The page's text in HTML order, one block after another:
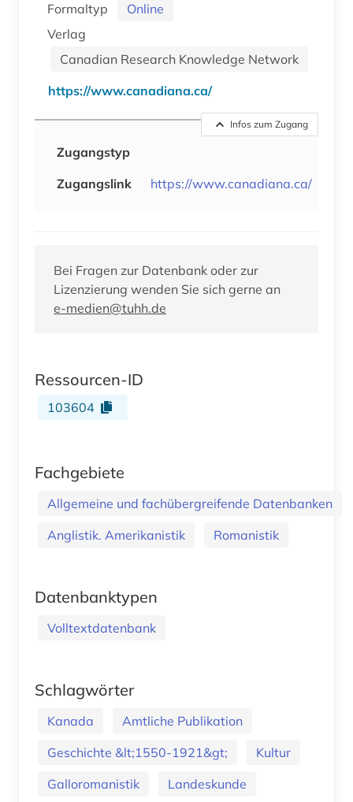
Formaltyp
Online
Verlag
Canadian Research Knowledge Network
https://www.canadiana.ca/
Infos zum Zugang
Zugangstyp
Zugangslink
https://www.canadiana.ca/
Bei Fragen zur Datenbank oder zur
Lizenzierung wenden Sie sich gerne an
e-medien@tuhh.de
Ressourcen-ID
103604
Fachgebiete
Allgemeine und fachübergreifende Datenbanken
Anglistik. Amerikanistik
Romanistik
Datenbanktypen
Volltextdatenbank
Schlagwörter
Kanada
Amtliche Publikation
Geschichte &lt;1550-1921&gt;
Kultur
Galloromanistik
Landeskunde